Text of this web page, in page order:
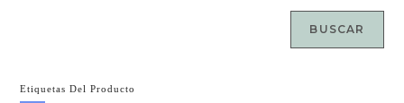
BUSCAR
Etiquetas Del Producto